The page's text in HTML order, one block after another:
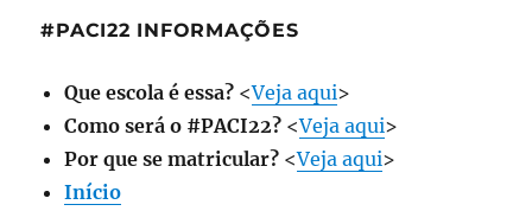
#PACI22 INFORMAÇÕES
Que escola é essa? <Veja aqui>
Como será o #PACI22? <Veja aqui>
Por que se matricular? <Veja aqui>
Início